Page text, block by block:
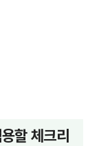
할 체크리